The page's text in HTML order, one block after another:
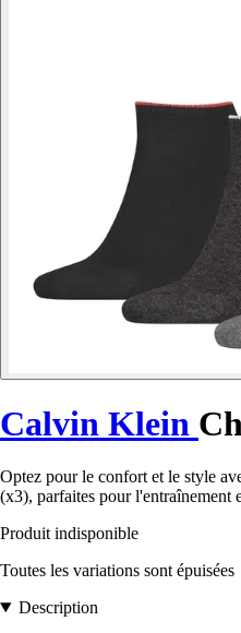
Calvin Klein
Optez pour le confort et le style
(x3), parfaites pour l'entraînement
Produit indisponible
Toutes les variations sont épuisées
Description